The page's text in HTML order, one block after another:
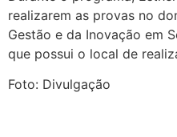
realizarem as provas no
Gestão e da Inovação em
que possui o local de
Foto: Divulgação